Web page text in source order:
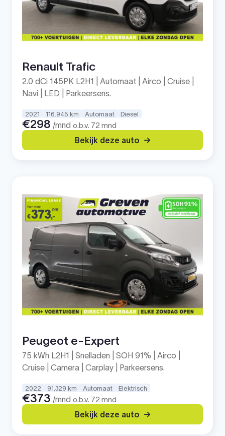
Renault Trafic
2.0 dCi 145PK L2H1 | Automaat | Airco | Cruise |
Navi | LED | Parkeersens.
2021 116.945 km Automaat Diesel
€298 /mnd o.b.v. 72 mnd
Bekijk deze auto
Peugeot e-Expert
75 kWh L2H1 | Snelladen | SOH 91% | Airco |
Cruise | Camera | Carplay | Parkeersens.
2022 91.329 km Automaat Elektrisch
€373 /mnd o.b.v. 72 mnd
Bekijk deze auto